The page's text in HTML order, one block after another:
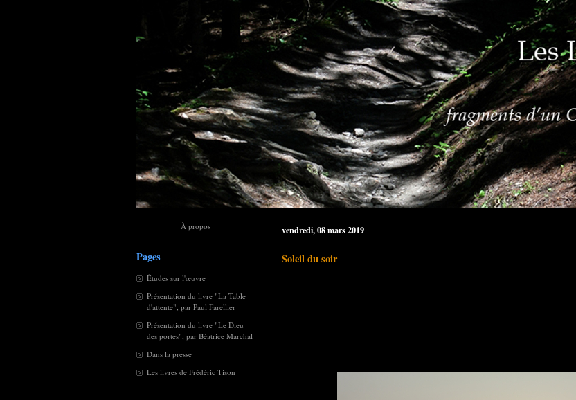
À propos
Pages
Études sur l'œuvre
Présentation du livre "La Table
d'attente", par Paul Farellier
Présentation du livre "Le Dieu
des portes", par Béatrice Marchal
Dans la presse
Les livres de Frédéric Tison
vendredi, 08 mars 2019
Soleil du soir